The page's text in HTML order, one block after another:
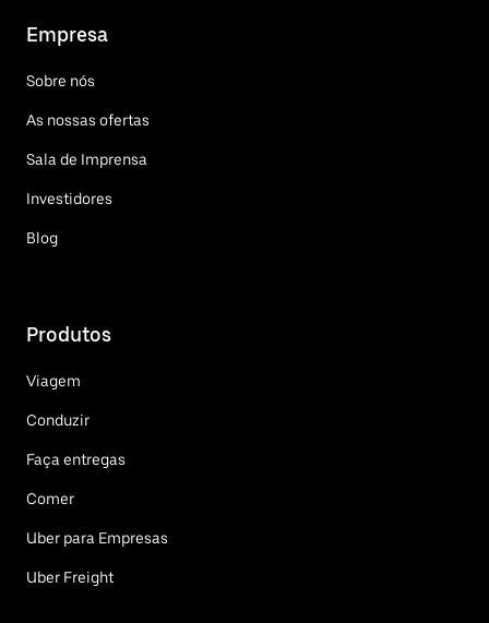
Empresa
Sobre nós
As nossas ofertas
Sala de Imprensa
Investidores
Blog
Produtos
Viagem
Conduzir
Faça entregas
Comer
Uber para Empresas
Uber Freight